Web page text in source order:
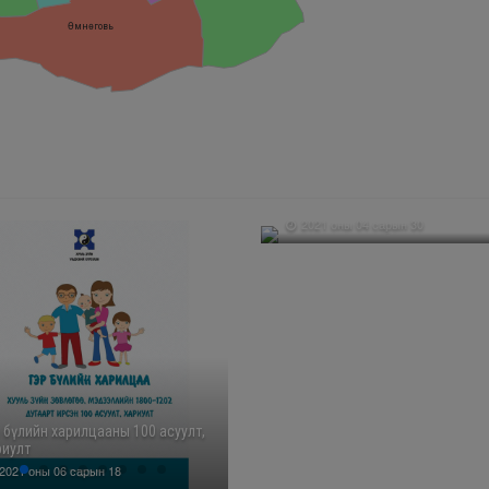
Өмнөговь
бүлийн харилцааны 100 асуулт,
2021 оны 06 сарын 18